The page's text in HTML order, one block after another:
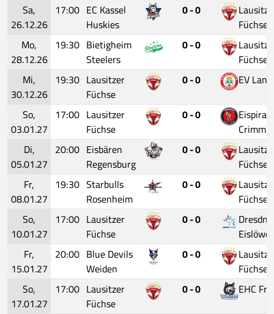
Sa,
26.12.26
17:00 EC Kassel
Huskies
0 - 0
Füchse
Mo,
28.12.26
19:30 Bietigheim
Steelers
0 - 0
Füchse
Mi,
30.12.26
19:30 Lausitzer
Füchse
0 - 0
EV
So,
03.01.27
17:00 Lausitzer
Füchse
0 - 0
Di,
05.01.27
20:00 Eisbären
Regensburg
0 - 0
Füchse
Fr,
08.01.27
19:30 Starbulls
Rosenheim
0 - 0
Füchse
So,
10.01.27
17:00 Lausitzer
Füchse
0 - 0
Fr,
15.01.27
20:00 Blue Devils
Weiden
0 - 0
Füchse
So,
17.01.27
17:00 Lausitzer
Füchse
0 - 0
EHC